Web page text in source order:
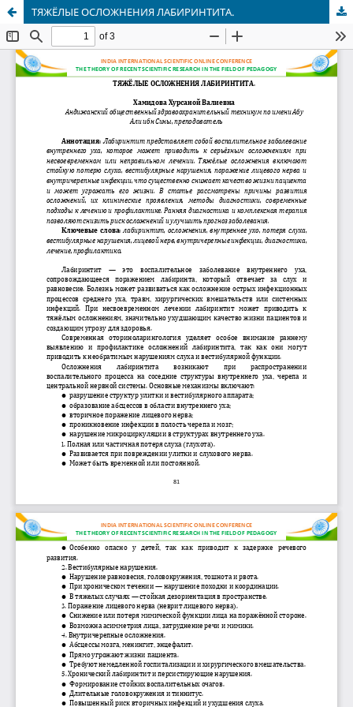
ТЯЖЁЛЫЕ ОСЛОЖНЕНИЯ ЛАБИРИНТИТА.